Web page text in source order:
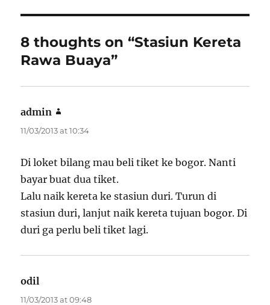
8 thoughts on “Stasiun Kereta
Rawa Buaya”
admin
11/03/2013 at 10:34
Di loket bilang mau beli tiket ke bogor. Nanti
bayar buat dua tiket.
Lalu naik kereta ke stasiun duri. Turun di
stasiun duri, lanjut naik kereta tujuan bogor. Di
duri ga perlu beli tiket lagi.
odil
11/03/2013 at 09:48